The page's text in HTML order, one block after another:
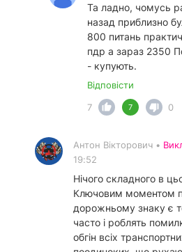
Та ладно, чомусь
назад приблизно
800 питань
пдр а зараз 2350
- купують.
Відповісти
7
7 0
Антон Вікторович •
19:52
Нічого складного в
Ключовим моментом
дорожньому знаку є
часто і роблять
обгін всіх